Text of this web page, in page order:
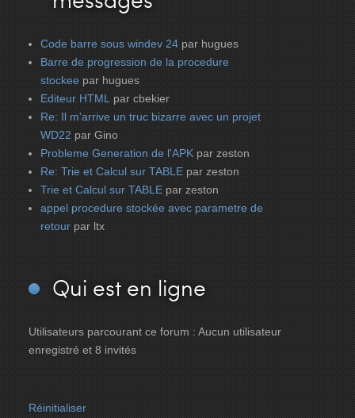
Code barre sous windev 24 par hugues
Barre de progression de la procedure
stockee par hugues
Editeur HTML par cbekier
Re: Il m'arrive un truc bizarre avec un projet
WD22 par Gino
Probleme Generation de l'APK par zeston
Re: Trie et Calcul sur TABLE par zeston
Trie et Calcul sur TABLE par zeston
appel procedure stockée avec parametre de
retour par ltx
Qui est en ligne
Utilisateurs parcourant ce forum : Aucun utilisateur
enregistré et 8 invités
Réinitialiser